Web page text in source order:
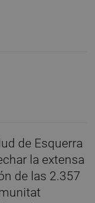
de Esquerra
la extensa
de las 2.357